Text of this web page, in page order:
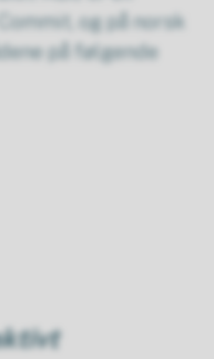
og på norsk
på følgende